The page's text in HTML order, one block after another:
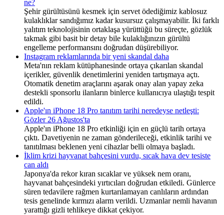
ne?
Şehir gürültüsünü kesmek için servet ödediğimiz kablosuz
kulaklıklar sandığımız kadar kusursuz çalışmayabilir. İki farklı
yalıtım teknolojisinin ortaklaşa yürüttüğü bu süreçte, gözlük
takmak gibi basit bir detay bile kulaklığınızın gürültü
engelleme performansını doğrudan düşürebiliyor.
Instagram reklamlarında bir yeni skandal daha
Meta'nın reklam kütüphanesinde ortaya çıkarılan skandal
içerikler, güvenlik denetimlerini yeniden tartışmaya açtı.
Otomatik denetim araçlarını aşarak onay alan yapay zeka
destekli sponsorlu ilanların binlerce kullanıcıya ulaştığı tespit
edildi.
Apple'ın iPhone 18 Pro tanıtım tarihi neredeyse netleşti:
Gözler 26 Ağustos'ta
Apple'ın iPhone 18 Pro etkinliği için en güçlü tarih ortaya
çıktı. Davetiyenin ne zaman gönderileceği, etkinlik tarihi ve
tanıtılması beklenen yeni cihazlar belli olmaya başladı.
İklim krizi hayvanat bahçesini vurdu, sıcak hava dev tesiste
can aldı
Japonya'da rekor kıran sıcaklar ve yüksek nem oranı,
hayvanat bahçesindeki yırtıcıları doğrudan etkiledi. Günlerce
süren tedavilere rağmen kurtarılamayan canlıların ardından
tesis genelinde kırmızı alarm verildi. Uzmanlar nemli havanın
yarattığı gizli tehlikeye dikkat çekiyor.